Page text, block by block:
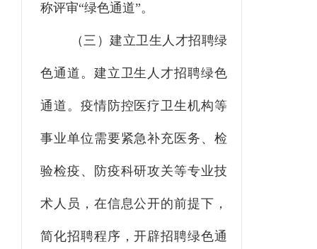
称评审“绿色通道”。
（三）建立卫生人才招聘绿
色通道。 建立卫生人才招聘绿色
通道。疫情防控医疗卫生机构等
事业单位需要紧急补充医务、检
验检疫、防疫科研攻关等专业技
术人员，在信息公开的前提下，
简化招聘程序，开辟招聘绿色通